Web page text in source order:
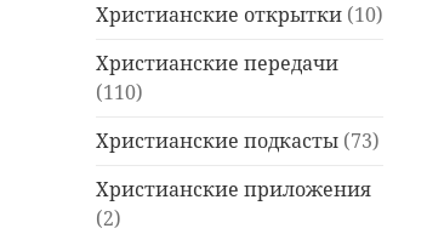
Христианские открытки (10)
Христианские передачи
(110)
Христианские подкасты (73)
Христианские приложения
(2)